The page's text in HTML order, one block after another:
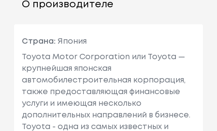
О производителе
Страна: Япония
Toyota Motor Corporation или Toyota —
крупнейшая японская
автомобилестроительная корпорация,
также предоставляющая финансовые
услуги и имеющая несколько
дополнительных направлений в бизнесе.
Toyota - одна из самых известных и